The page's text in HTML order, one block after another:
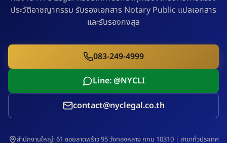
ประวัติอาชญากรรม รับรองเอกสาร Notary Public แปลเอกสาร
และรับรองกงสุล
083-249-4999
Line: @NYCLI
contact@nyclegal.co.th
สำนักงานใหญ่: 61 ซอยลาดพร้าว 95 วังทองหลาง กทม 10310 | สาขาทั่วประเทศ